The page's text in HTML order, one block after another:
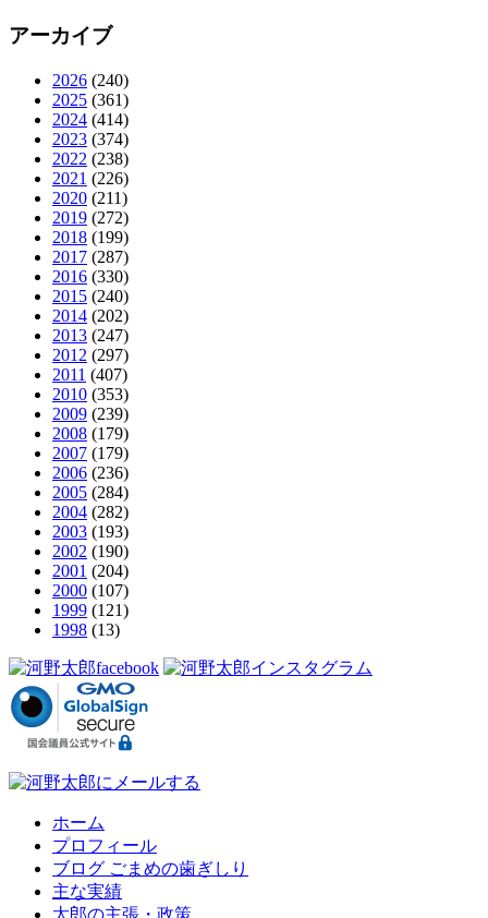
アーカイブ
2026 (240)
2025 (361)
2024 (414)
2023 (374)
2022 (238)
2021 (226)
2020 (211)
2019 (272)
2018 (199)
2017 (287)
2016 (330)
2015 (240)
2014 (202)
2013 (247)
2012 (297)
2011 (407)
2010 (353)
2009 (239)
2008 (179)
2007 (179)
2006 (236)
2005 (284)
2004 (282)
2003 (193)
2002 (190)
2001 (204)
2000 (107)
1999 (121)
1998 (13)
ホーム
プロフィール
ブログ ごまめの歯ぎしり
主な実績
太郎の主張・政策